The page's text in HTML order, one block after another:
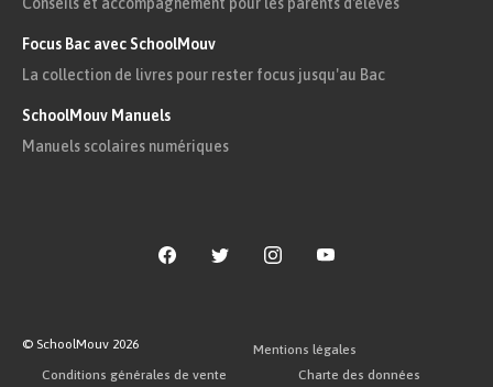
Adolphe reçoit une lettre de son père qui lui
demande de revenir, mais obtient un nouveau
délai. Le jeune homme n’est pas satisfait pour
autant : il culpabilise de mettre en danger la
« Je ne fais que du mal à Ellénore ; mon
sacrifie pour elle sans fruit pour son bonheur ; et
moi, je vis ici sans utilité, sans indépendance,
Focus Bac avec SchoolMouv
La collection de livres pour rester focus jusqu'au Bac
SchoolMouv Manuels
Manuels scolaires numériques
© SchoolMouv 2026
Mentions légales
Conditions générales de vente
Charte des données